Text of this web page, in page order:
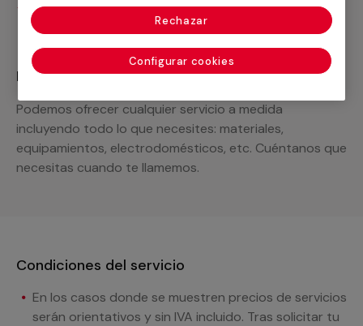
Presupuesto gratis y sin compromiso
Recuerda que en MULTIMAP
Podemos ofrecer cualquier servicio a medida
incluyendo todo lo que necesites: materiales,
equipamientos, electrodomésticos, etc. Cuéntanos que
necesitas cuando te llamemos.
Condiciones del servicio
En los casos donde se muestren precios de servicios
serán orientativos y sin IVA incluido. Tras solicitar tu
Configurar cookies
Rechazar